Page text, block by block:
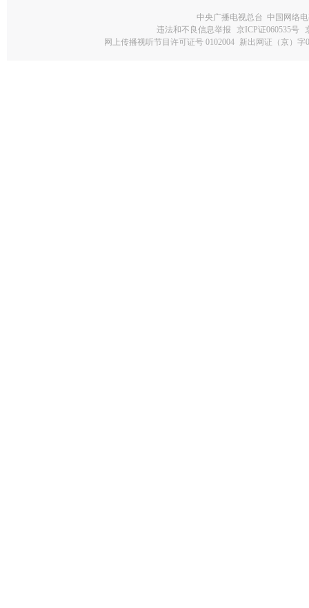
中央广播电视总台 中国网络
违法和不良信息举报
京ICP证060535号
网上传播视听节目许可证号 0102004 新出网证（京）